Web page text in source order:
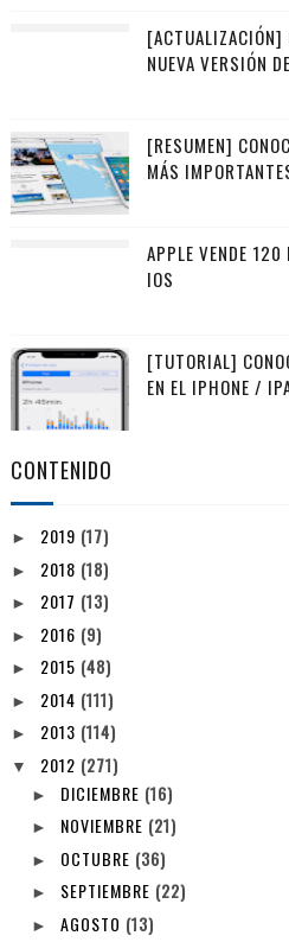
[ACTUALIZACIÓN]
NUEVA VERSIÓN
[RESUMEN]
MÁS
APPLE VENDE
IOS
[TUTORIAL]
EN EL IPHONE /
CONTENIDO
► 2019 (17)
► 2018 (18)
► 2017 (13)
► 2016 (9)
► 2015 (48)
► 2014 (111)
► 2013 (114)
▼ 2012 (271)
► DICIEMBRE (16)
► NOVIEMBRE (21)
► OCTUBRE (36)
► SEPTIEMBRE (22)
► AGOSTO (13)